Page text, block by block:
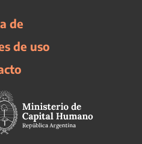
de
de uso